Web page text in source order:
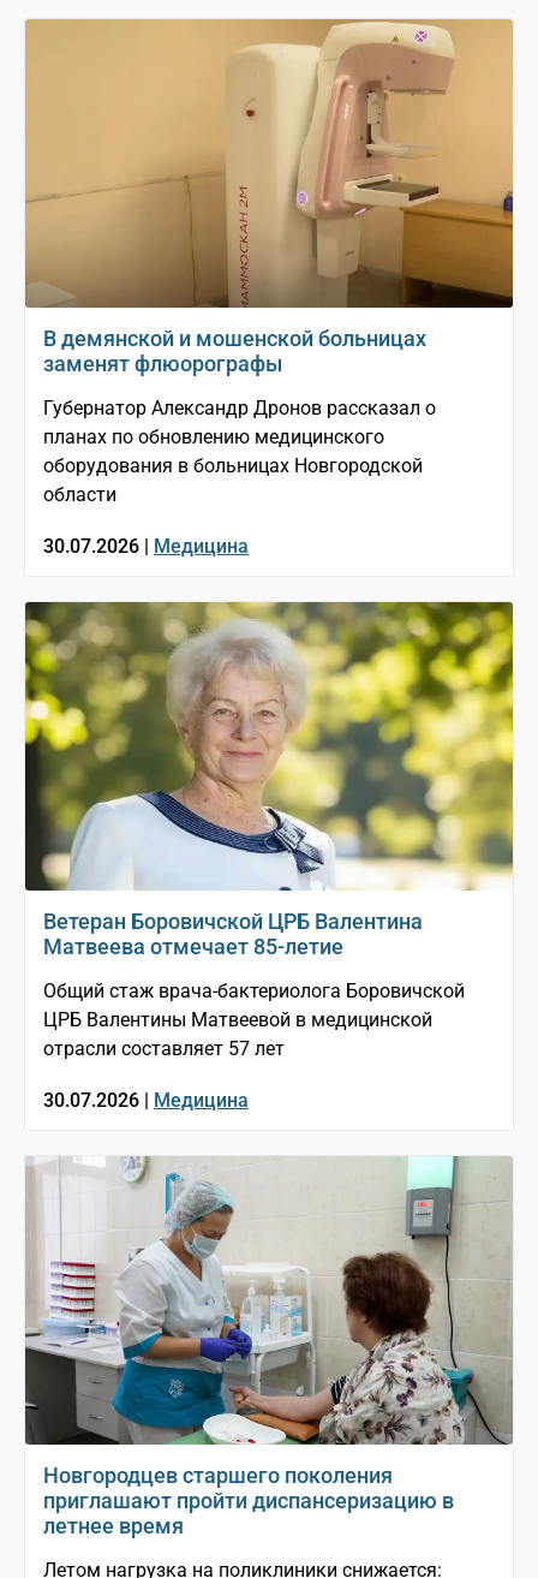
В демянской и мошенской больницах
заменят флюорографы
Губернатор Александр Дронов рассказал о
планах по обновлению медицинского
оборудования в больницах Новгородской
области
30.07.2026 | Медицина
Ветеран Боровичской ЦРБ Валентина
Матвеева отмечает 85-летие
Общий стаж врача-бактериолога Боровичской
ЦРБ Валентины Матвеевой в медицинской
отрасли составляет 57 лет
30.07.2026 | Медицина
Новгородцев старшего поколения
приглашают пройти диспансеризацию в
летнее время
Летом нагрузка на поликлиники снижается: